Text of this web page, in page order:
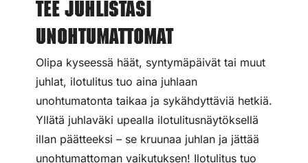
Tee juhlistasi
unohtumattomat
Olipa kyseessä häät, syntymäpäivät tai muut
juhlat, ilotulitus tuo aina juhlaan
unohtumatonta taikaa ja sykähdyttäviä hetkiä.
Yllätä juhlaväki upealla ilotulitusnäytöksellä
illan päätteeksi – se kruunaa juhlan ja jättää
unohtumattoman vaikutuksen! Ilotulitus tuo